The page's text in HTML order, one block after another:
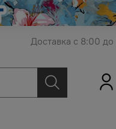
Доставка с 8:00